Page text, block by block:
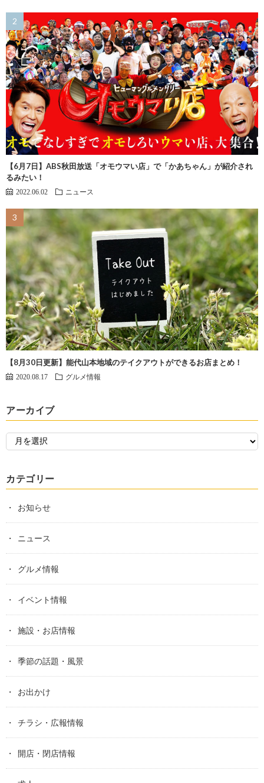
【6月7日】ABS秋田放送「オモウマい店」で「かあちゃん」が紹介され
るみたい！
2022.06.02 ニュース
【8月30日更新】能代山本地域のテイクアウトができるお店まとめ！
2020.08.17 グルメ情報
アーカイブ
カテゴリー
お知らせ
ニュース
グルメ情報
イベント情報
施設・お店情報
季節の話題・風景
お出かけ
チラシ・広報情報
開店・閉店情報